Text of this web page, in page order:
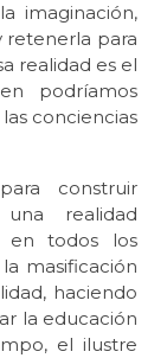
imaginación,
retenerla para
realidad es el
podríamos
conciencias
construir
realidad
en todos los
masificación
haciendo
la educación
el ilustre